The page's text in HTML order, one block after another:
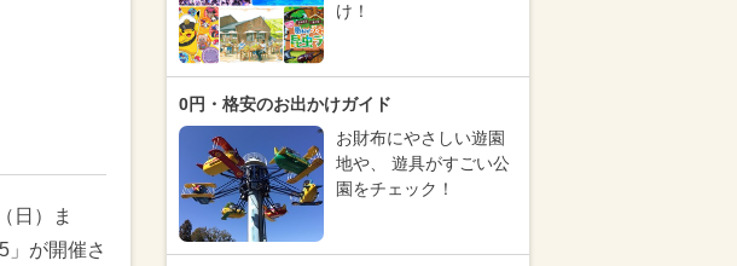
日）ま
」が開催さ
け！
0円・格安のお出かけガイド
お財布にやさしい遊園
地や、 遊具がすごい公
園をチェック！